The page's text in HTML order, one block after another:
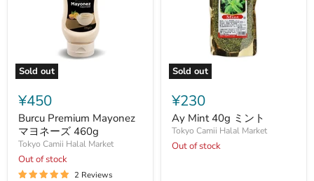
Sold out
Premium
Mayonez
マ
ヨ
ネ
ー
ズ
460g
¥450
Burcu Premium Mayonez
マヨネーズ 460g
Tokyo Camii Halal Market
Out of stock
2 Reviews
Sold out
Mint
40g
ミ
ン
ト
¥230
Ay Mint 40g ミント
Tokyo Camii Halal Market
Out of stock